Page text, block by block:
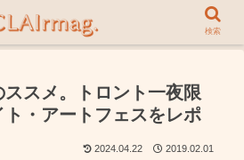
ススメ。トロント一夜限
ト・アートフェスをレポ
2024.04.22 2019.02.01
検索